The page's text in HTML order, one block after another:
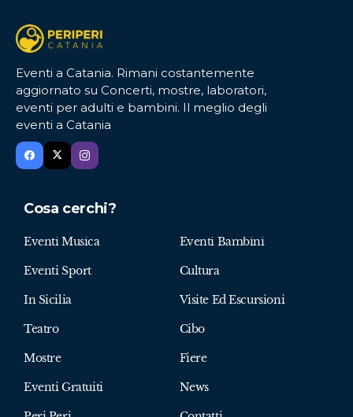
Eventi a Catania. Rimani costantemente
aggiornato su Concerti, mostre, laboratori,
eventi per adulti e bambini. Il meglio degli
eventi a Catania
Cosa cerchi?
Eventi Musica Eventi Bambini
Eventi Sport Cultura
In Sicilia Visite Ed Escursioni
Teatro Cibo
Mostre Fiere
Eventi Gratuiti News